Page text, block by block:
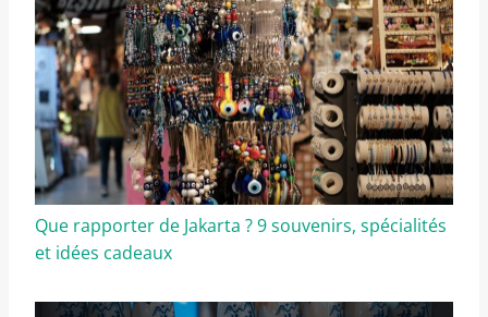
Que rapporter de Jakarta ? 9 souvenirs, spécialités
et idées cadeaux